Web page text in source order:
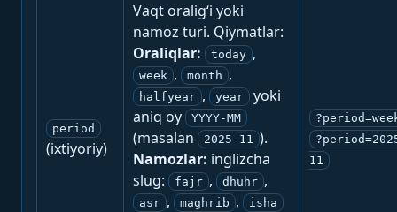
period
(ixtiyoriy)
Vaqt oralig‘i yoki
namoz turi. Qiymatlar:
Oraliqlar:
today ,
week , month ,
halfyear , year
yoki
aniq oy
YYYY-MM
(masalan 2025-11 ).
Namozlar: inglizcha
slug:
fajr , dhuhr ,
asr , maghrib , isha
11